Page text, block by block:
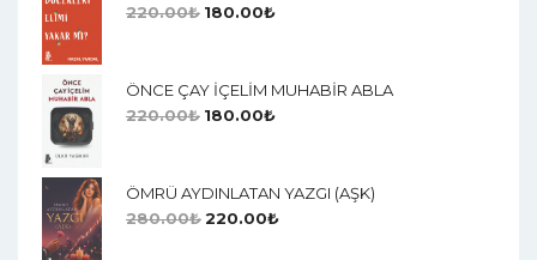
220.00₺ 180.00₺
ÖNCE ÇAY İÇELİM MUHABİR ABLA
220.00₺ 180.00₺
ÖMRÜ AYDINLATAN YAZGI (AŞK)
280.00₺220.00₺